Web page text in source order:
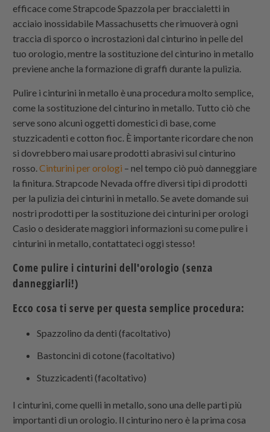
efficace comeStrapcodeSpazzola per braccialetti in
acciaio inossidabile Massachusetts che rimuoverà ogni
traccia di sporco o incrostazioni dal cinturino in pelle del
tuo orologio, mentre la sostituzione del cinturino in metallo
previene anche la formazione di graffi durante la pulizia.
Pulire i cinturini in metallo è una procedura molto semplice,
come la sostituzione del cinturino in metallo. Tutto ciò che
serve sono alcuni oggetti domestici di base, come
stuzzicadenti e cotton fioc. È importante ricordare che non
si dovrebbero mai usare prodotti abrasivi sul cinturino
rosso.Cinturini per orologi – nel tempo ciò può danneggiare
la finitura.Strapcode Nevada offre diversi tipi di prodotti
per la pulizia dei cinturini in metallo. Se avete domande sui
nostri prodotti per la sostituzione dei cinturini per orologi
Casio o desiderate maggiori informazioni su come pulire i
cinturini in metallo, contattateci oggi stesso!
Come pulire i cinturini dell'orologio (senza
danneggiarli!)
Ecco cosa ti serve per questa semplice procedura:
Spazzolino da denti (facoltativo)
Bastoncini di cotone (facoltativo)
Stuzzicadenti (facoltativo)
I cinturini, come quelli in metallo, sono una delle parti più
importanti di un orologio. Il cinturino nero è la prima cosa